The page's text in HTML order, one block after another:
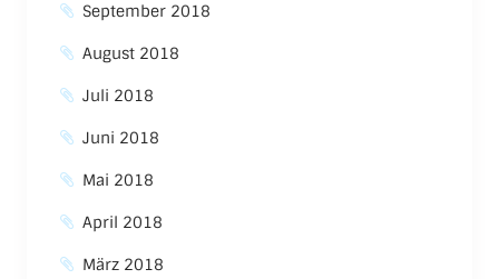
September 2018
August 2018
Juli 2018
Juni 2018
Mai 2018
April 2018
März 2018